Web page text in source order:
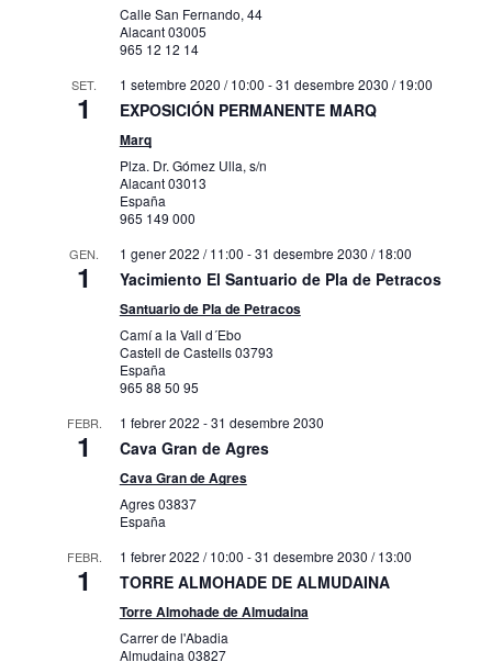
Calle San Fernando, 44
Alacant03005
965 12 12 14
SET.
1
1 setembre 2020 / 10:00 -31 desembre 2030 / 19:00
EXPOSICIÓN PERMANENTE MARQ
Marq
Plza. Dr. Gómez Ulla, s/n
Alacant03013
España
965 149 000
GEN.
1
1 gener 2022 / 11:00 -31 desembre 2030 / 18:00
Yacimiento El Santuario de Pla de Petracos
Santuario de Pla de Petracos
Camí a la Vall d´Ebo
Castell de Castells03793
España
965 88 50 95
FEBR.
1
1 febrer 2022 -31 desembre 2030
Cava Gran de Agres
Cava Gran de Agres
Agres03837
España
FEBR.
1
1 febrer 2022 / 10:00 -31 desembre 2030 / 13:00
TORRE ALMOHADE DE ALMUDAINA
Torre Almohade de Almudaina
Carrer de l'Abadia
Almudaina 03827